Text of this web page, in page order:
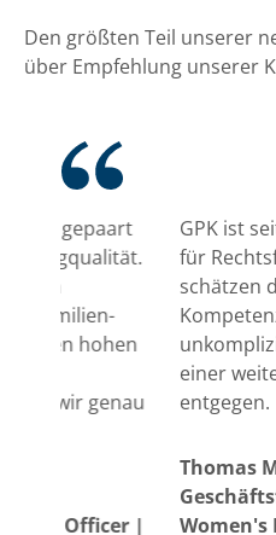
Den größten Teil unserer
über Empfehlung unserer
GPK ist seit Jahren
für Rechtsfragen in
schätzen die
Kompetenz in vielen
unkomplizierte
einer weiteren
entgegen.
Thomas Mark
Geschäftsführer/
Women's Best GmbH